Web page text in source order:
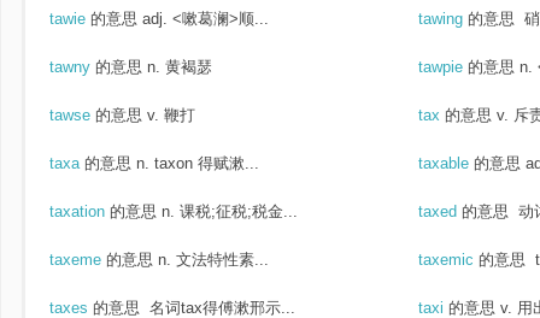
tawie 的意思 adj. <嗽葛澜>顺... tawing 的意思
tawny 的意思 n. 黄褐瑟 tawpie 的意思 n.
tawse 的意思 v. 鞭打 tax 的意思 v. 斥
taxa 的意思 n. taxon 得赋漱... taxable 的意思
taxation 的意思 n. 课税;征税;税金... taxed 的意思 动
taxeme 的意思 n. 文法特性素... taxemic 的意思
taxes 的意思 名词tax得傅漱邢示... taxi 的意思 v. 用